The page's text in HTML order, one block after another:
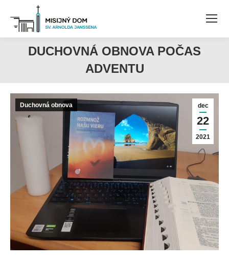
DUCHOVNÁ OBNOVA POČAS
ADVENTU
dec
22
2021
Duchovná obnova